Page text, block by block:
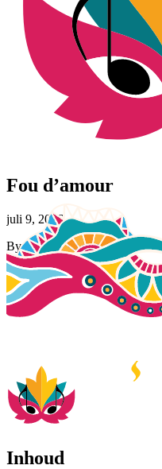
Fou d’amour
juli 9, 2026
By Jasmijn Tingen
Inhoud